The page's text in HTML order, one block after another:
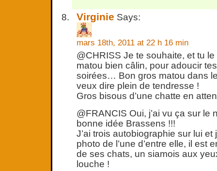
Virginie Says:
mars 18th, 2011 at 22 h 16 min
@CHRISS Je te souhaite, et tu
matou bien câlin, pour adoucir
soirées… Bon gros matou dans
veux dire plein de tendresse !
Gros bisous d’une chatte en
@FRANCIS Oui, j’ai vu ça sur le
bonne idée Brassens !!!
J’ai trois autobiographie sur lui et
photo de l’une d’entre elle, il est
de ses chats, un siamois aux
louche !